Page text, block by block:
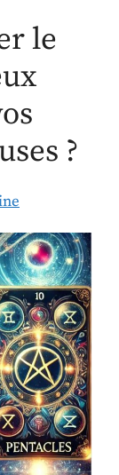
le
?